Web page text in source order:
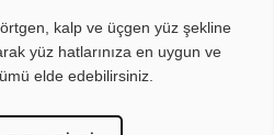
kalp ve üçgen yüz şekline
yüz hatlarınıza en uygun ve
elde edebilirsiniz.